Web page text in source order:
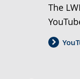
The